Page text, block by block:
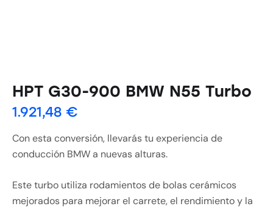
HPT G30-900 BMW N55 Turbo
1.921,48 €
Con esta conversión, llevarás tu experiencia de
conducción BMW a nuevas alturas.
Este turbo utiliza rodamientos de bolas cerámicos
mejorados para mejorar el carrete, el rendimiento y la